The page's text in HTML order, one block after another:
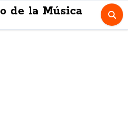
de la Música